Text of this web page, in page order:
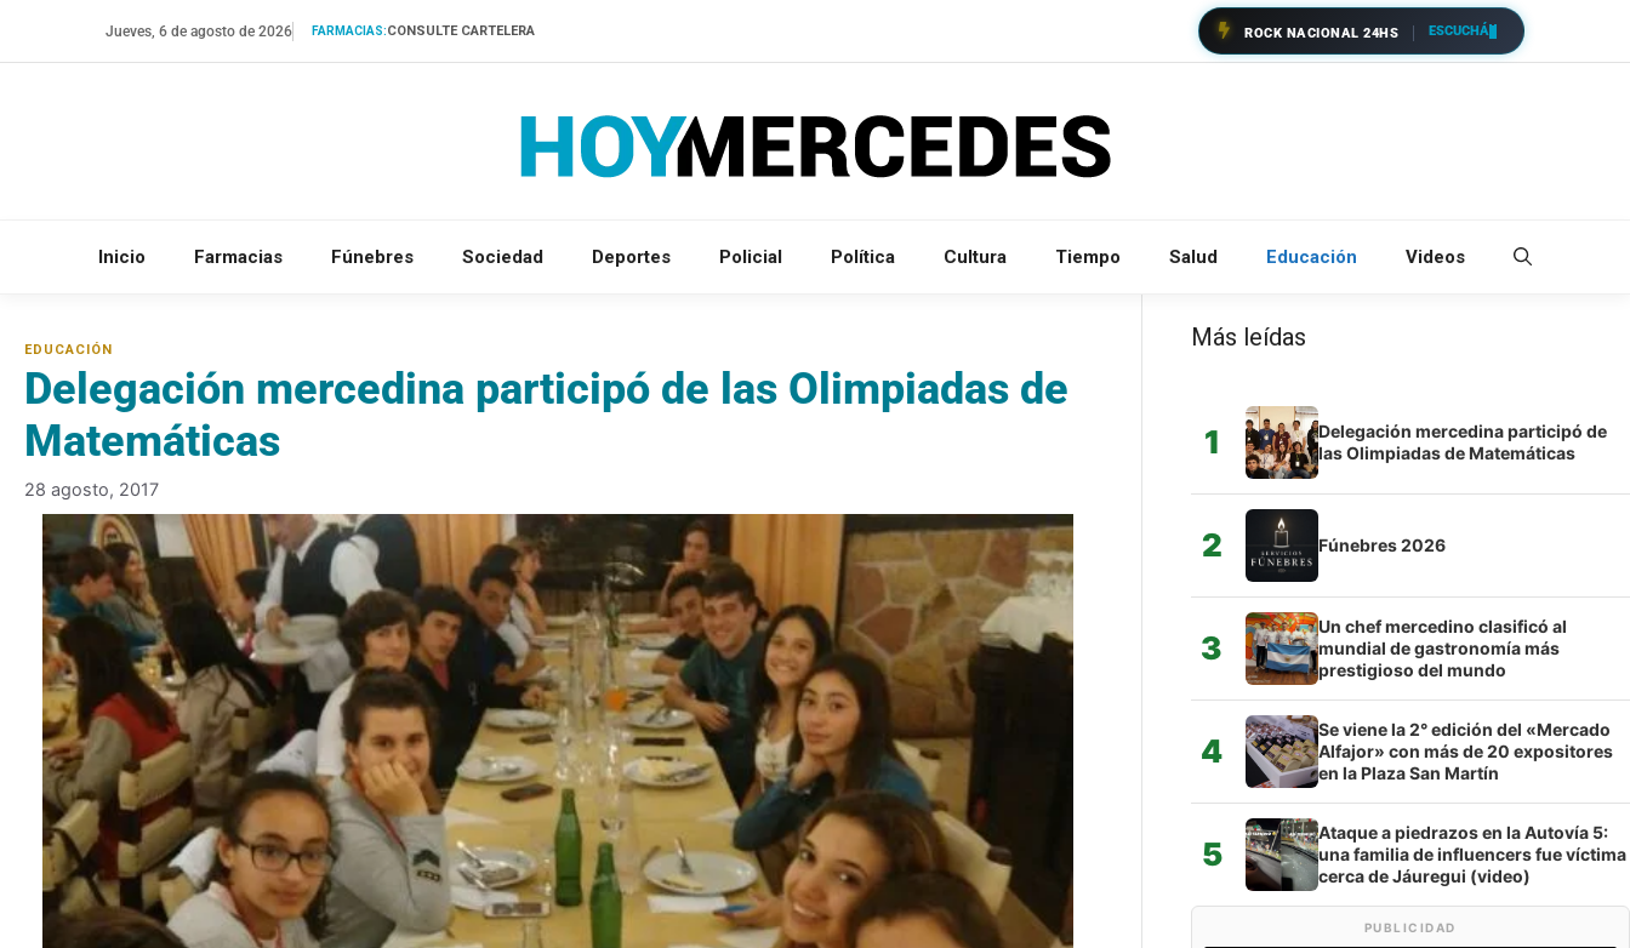
Jueves, 6 de agosto de 2026 FARMACIAS:CONSULTE CARTELERA ROCK NACIONAL 24HS ESCUCHÁ
Inicio Farmacias Fúnebres Sociedad Deportes Policial Política Cultura Tiempo Salud Educación Videos
Delegación mercedina participó de las Olimpiadas de
Matemáticas
28 agosto, 2017
Más leídas
1
Delegación mercedina participó de
las Olimpiadas de Matemáticas
2 Fúnebres 2026
3
Un chef mercedino clasificó al
mundial de gastronomía más
prestigioso del mundo
4
Se viene la 2° edición del «Mercado
Alfajor» con más de 20 expositores
en la Plaza San Martín
5
Ataque a piedrazos en la Autovía 5:
una familia de influencers fue víctima
cerca de Jáuregui (video)
PUBLICIDAD